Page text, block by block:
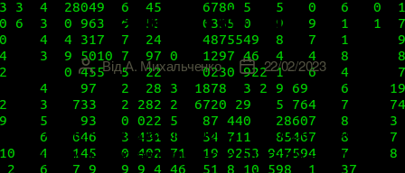
нашого блогу
Автор
запису
ВідА. Михальченко
Дата
запису
22/02/2023
На жаль, через деякі особисті та форс-мажорні
причини, на які автори цього блогу аж ніяк не